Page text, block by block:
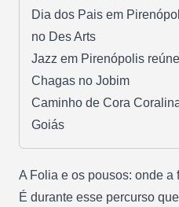
Dia dos Pais em
no Des Arts
Jazz em Pirenópolis
Chagas no Jobim
Caminho de Cora
Goiás
A Folia e os pousos: onde a
É durante esse percurso